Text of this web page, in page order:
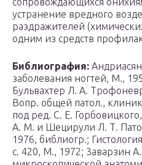
устранение вредного
раздражителей
одним из средств
Библиография:
заболевания ногтей, М.,
Бульвахтер Л. А.
Вопр. общей патол.,
под ред. С. Е.
А. М. и Шецирули Л. Т.
1976, библиогр.;
с. 420, М., 1972; 3аварзин